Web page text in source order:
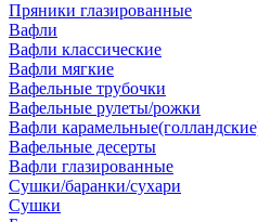
Пряники глазированные
Вафли
Вафли классические
Вафли мягкие
Вафельные трубочки
Вафельные рулеты/рожки
Вафли
Вафельные десерты
Вафли глазированные
Сушки/баранки/сухари
Сушки